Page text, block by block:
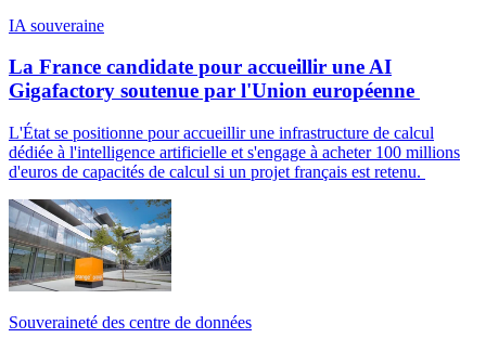
IA souveraine
La France candidate pour accueillir une AI
Gigafactory soutenue par l'Union européenne
L'État se positionne pour accueillir une infrastructure de calcul
dédiée à l'intelligence artificielle et s'engage à acheter 100 millions
d'euros de capacités de calcul si un projet français est retenu.
Souveraineté des centre de données